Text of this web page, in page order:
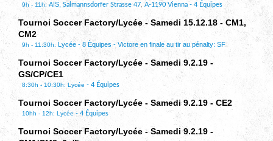
9h - 11h:AIS, Salmannsdorfer Strasse 47 ,A-1190 Vienna - 4 Équipes
Tournoi Soccer Factory/Lycée - Samedi 15.12.18 - CM1,
CM2
9h - 11:30h: Lycée - 8 Èquipes - Victore en finale au tir au pénalty: SF
Tournoi Soccer Factory/Lycée - Samedi 9.2.19 -
GS/CP/CE1
8:30h - 10:30h: Lycée - 4 Équipes
Tournoi Soccer Factory/Lycée - Samedi 9.2.19 - CE2
10hh - 12h: Lycée - 4 Équipes
Tournoi Soccer Factory/Lycée - Samedi 9.2.19 -